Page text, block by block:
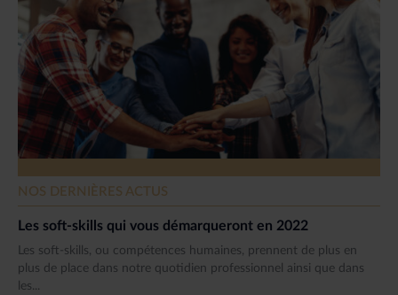
NOS DERNIÈRES ACTUS
Les soft-skills qui vous démarqueront en 2022
Les soft-skills, ou compétences humaines, prennent de plus en
plus de place dans notre quotidien professionnel ainsi que dans
les...